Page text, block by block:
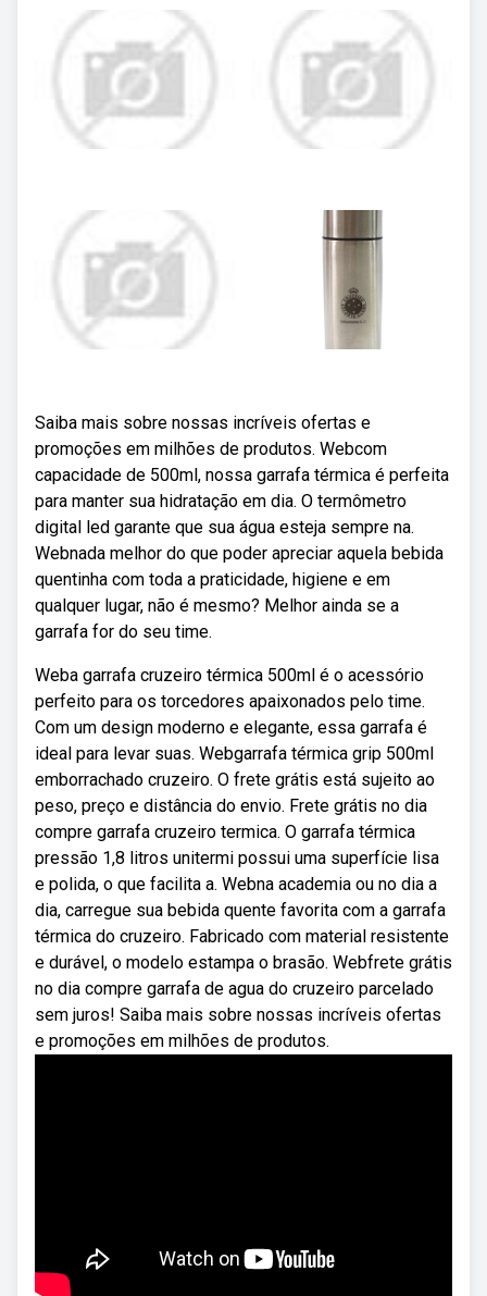
Saiba mais sobre nossas incríveis ofertas e
promoções em milhões de produtos. Webcom
capacidade de 500ml, nossa garrafa térmica é perfeita
para manter sua hidratação em dia. O termômetro
digital led garante que sua água esteja sempre na.
Webnada melhor do que poder apreciar aquela bebida
quentinha com toda a praticidade, higiene e em
qualquer lugar, não é mesmo? Melhor ainda se a
garrafa for do seu time.
Weba garrafa cruzeiro térmica 500ml é o acessório
perfeito para os torcedores apaixonados pelo time.
Com um design moderno e elegante, essa garrafa é
ideal para levar suas. Webgarrafa térmica grip 500ml
emborrachado cruzeiro. O frete grátis está sujeito ao
peso, preço e distância do envio. Frete grátis no dia
compre garrafa cruzeiro termica. O garrafa térmica
pressão 1,8 litros unitermi possui uma superfície lisa
e polida, o que facilita a. Webna academia ou no dia a
dia, carregue sua bebida quente favorita com a garrafa
térmica do cruzeiro. Fabricado com material resistente
e durável, o modelo estampa o brasão. Webfrete grátis
no dia compre garrafa de agua do cruzeiro parcelado
sem juros! Saiba mais sobre nossas incríveis ofertas
e promoções em milhões de produtos.